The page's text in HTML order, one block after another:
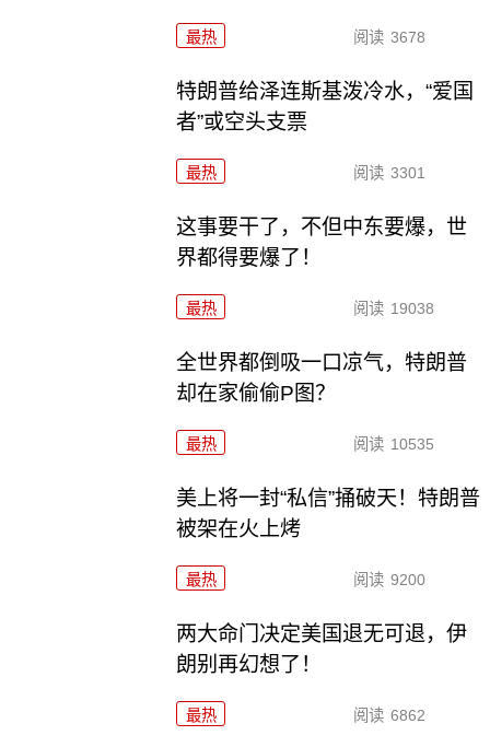
最热 阅读 3678
特朗普给泽连斯基泼冷水，“爱国
者”或空头支票
最热 阅读 3301
这事要干了，不但中东要爆，世
界都得要爆了！
最热 阅读 19038
全世界都倒吸一口凉气，特朗普
却在家偷偷P图？
最热 阅读 10535
美上将一封“私信”捅破天！特朗普
被架在火上烤
最热 阅读 9200
两大命门决定美国退无可退，伊
朗别再幻想了！
最热 阅读 6862